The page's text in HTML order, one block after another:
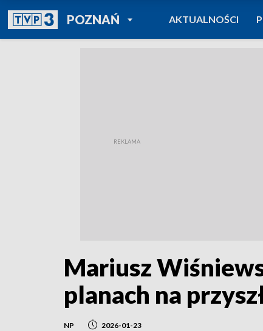
POZNAŃPOWRÓT DO
TVP REGIONY
AKTUALNOŚCI
Mariusz
planach na
NP 2026-01-23